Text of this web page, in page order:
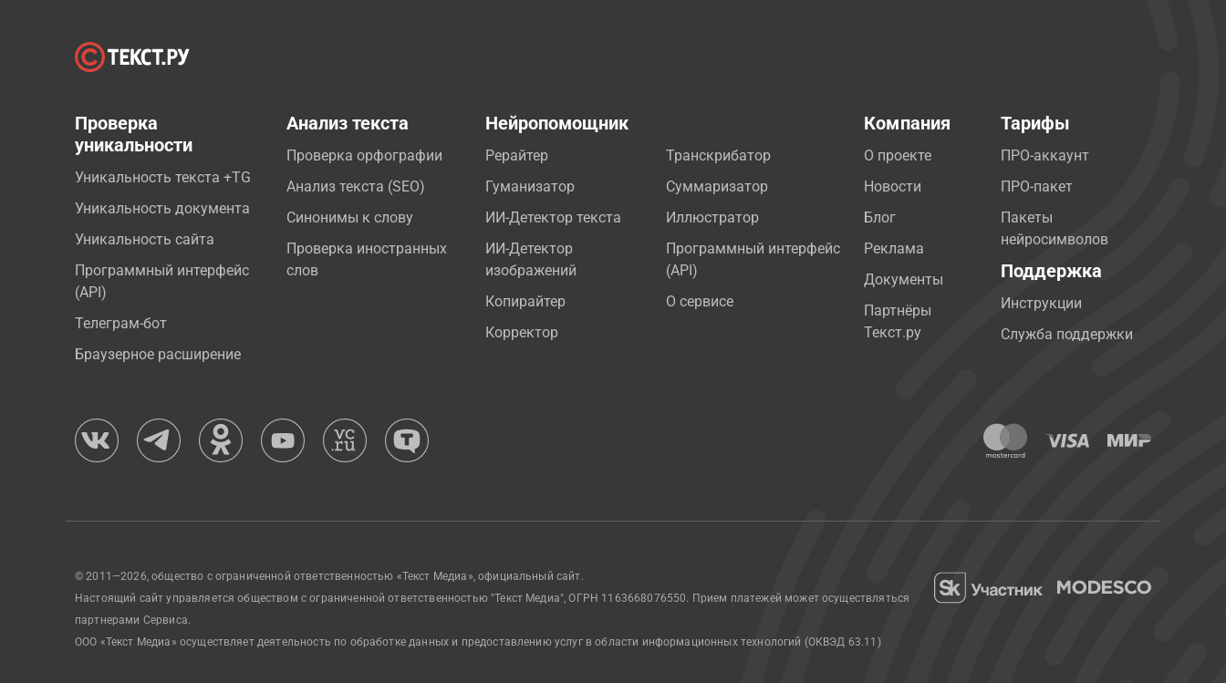
Проверка
уникальности
Уникальность текста +TG
Уникальность документа
Уникальность сайта
Программный интерфейс
(API)
Телеграм-бот
Браузерное расширение
Анализ текста
Проверка орфографии
Анализ текста (SEO)
Синонимы к слову
Проверка иностранных
слов
Нейропомощник
Рерайтер
Гуманизатор
ИИ-Детектор текста
ИИ-Детектор
изображений
Копирайтер
Корректор
Транскрибатор
Суммаризатор
Иллюстратор
Программный интерфейс
(API)
О сервисе
Компания
О проекте
Новости
Блог
Реклама
Документы
Партнёры
Текст.ру
Тарифы
ПРО-аккаунт
ПРО-пакет
Пакеты
нейросимволов
Поддержка
Инструкции
Служба поддержки
© 2011—2026, общество с ограниченной ответственностью «Текст Медиа», официальный сайт.
Настоящий сайт управляется обществом с ограниченной ответственностью "Текст Медиа", ОГРН 1163668076550. Прием платежей может осуществляться
партнерами Сервиса.
ООО «Текст Медиа» осуществляет деятельность по обработке данных и предоставлению услуг в области информационных технологий (ОКВЭД 63.11)